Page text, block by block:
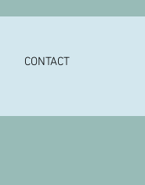
CONTACT